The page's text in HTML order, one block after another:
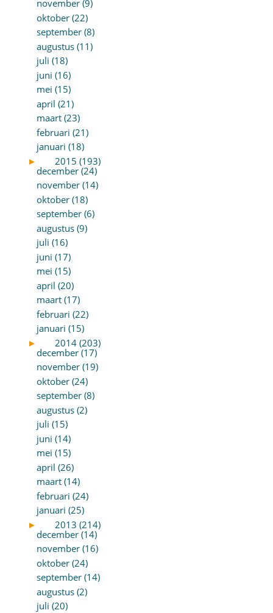
november (9)
oktober (22)
september (8)
augustus (11)
juli (18)
juni (16)
mei (15)
april (21)
maart (23)
februari (21)
januari (18)
►
2015 (193)
december (24)
november (14)
oktober (18)
september (6)
augustus (9)
juli (16)
juni (17)
mei (15)
april (20)
maart (17)
februari (22)
januari (15)
►
2014 (203)
december (17)
november (19)
oktober (24)
september (8)
augustus (2)
juli (15)
juni (14)
mei (15)
april (26)
maart (14)
februari (24)
januari (25)
►
2013 (214)
december (14)
november (16)
oktober (24)
september (14)
augustus (2)
juli (20)